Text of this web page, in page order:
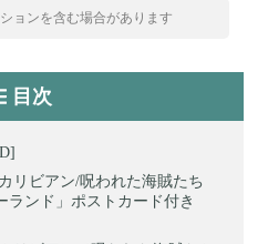
ョンを含む場合があります
目次
リビアン/呪われた海賊たち
ランド」ポストカード付き